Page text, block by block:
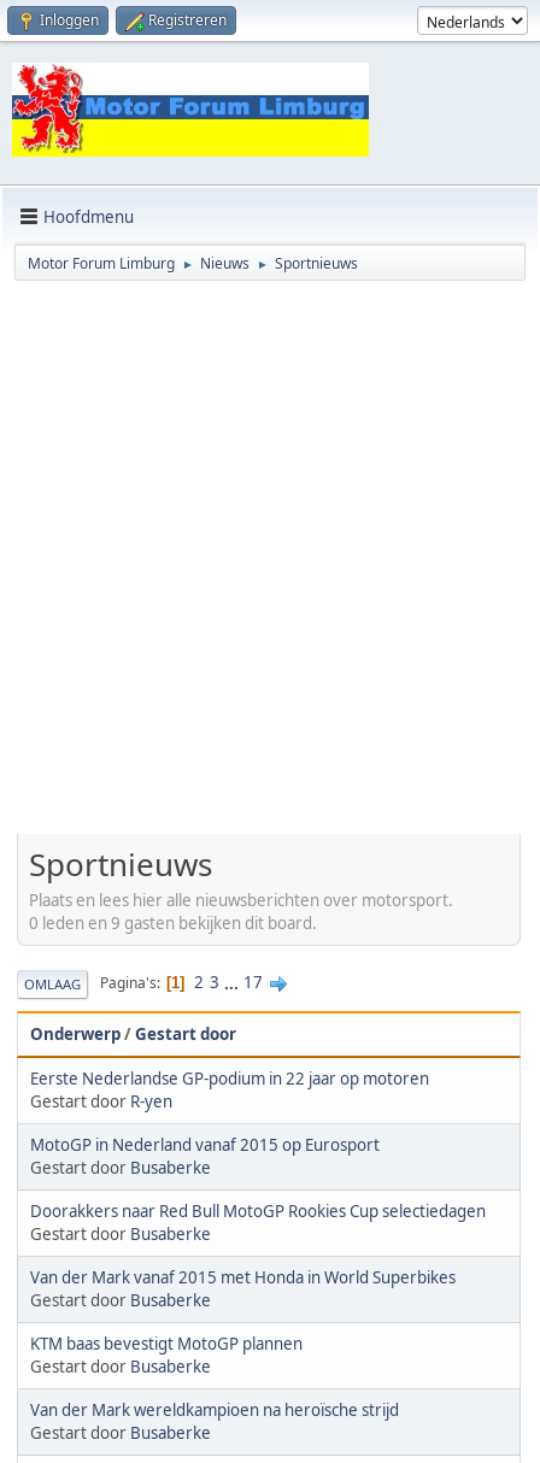
Inloggen Registreren
Hoofdmenu
Motor Forum Limburg ► Nieuws ► Sportnieuws
Sportnieuws
Plaats en lees hier alle nieuwsberichten over motorsport.
0 leden en 9 gasten bekijken dit board.
OMLAAG Pagina's 1 2 3 ... 17
Onderwerp/Gestart door
Eerste Nederlandse GP-podium in 22 jaar op motoren
Gestart door R-yen
MotoGP in Nederland vanaf 2015 op Eurosport
Gestart door Busaberke
Doorakkers naar Red Bull MotoGP Rookies Cup selectiedagen
Gestart door Busaberke
Van der Mark vanaf 2015 met Honda in World Superbikes
Gestart door Busaberke
KTM baas bevestigt MotoGP plannen
Gestart door Busaberke
Van der Mark wereldkampioen na heroïsche strijd
Gestart door Busaberke